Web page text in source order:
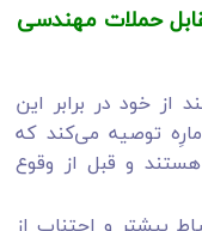
حملات مهندسی
از خود در برابر این
توصیه می‌کند که
و قبل از وقوع